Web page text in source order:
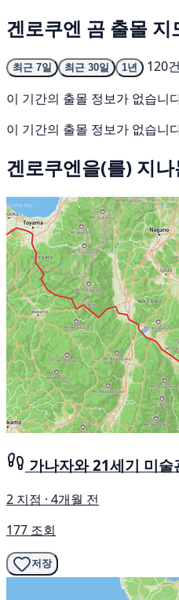
겐로쿠엔 곰 출몰 지
최근 7일 최근 30일 1년
120
이 기간의 출몰 정보가 없습니
이 기간의 출몰 정보가 없습니
겐로쿠엔을(를) 지
가나자와 21세기 미
2 지점 · 4개월 전
177 조회
저장